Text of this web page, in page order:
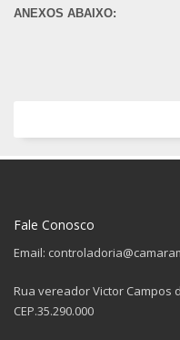
ANEXOS ABAIXO:
Fale Conosco
Email:
Rua vereador Victor Campos
CEP.35.290.000